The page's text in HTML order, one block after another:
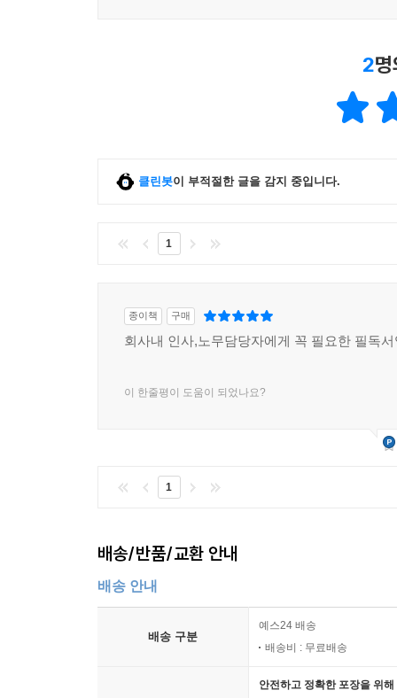
24 회사는 출산전후휴가 등을 마친 근로자에게 휴
25 직장 내 성희롱 예방교육은 언제, 어떻게 실시
27 직장 내 성희롱 예방교육은 교육자료 배포만으
28 직장 내 성희롱을 한 자는 어떤 책임을 지나요?
[취업규칙의 의의]
02 취업규칙의 내용은 회사가 임의대로 규정할 수
04 취업규칙은 단체협약과 달리 회사가 일방적으
07 취업규칙 개정이 근로자 일부에게만 불리해도
08 취업규칙 내용 중 일부만 불리하게 변경되어도
10 취업규칙 불이익 변경시점에 영향을 받는 근로
11 개별 회람이나 부서별 회의를 통해 취업규칙을
2
클린봇이 부적절한 글을 감지 중입니다.
1
종이책 구매
회사내 인사,노무담당자에게 꼭 필요한 필독
이 한줄평이 도움이 되었나요?
1
배송/반품/교환 안내
배송 안내
배송 구분
예스24 배송
배송비 : 무료배송
안전하고 정확한 포장을 위